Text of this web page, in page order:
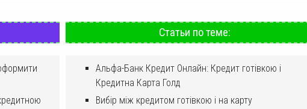
Статьи по теме:
Альфа-Банк Кредит Онлайн: Кредит готівкою і
Кредитна Карта Голд
Вибір між кредитом готівкою і на карту